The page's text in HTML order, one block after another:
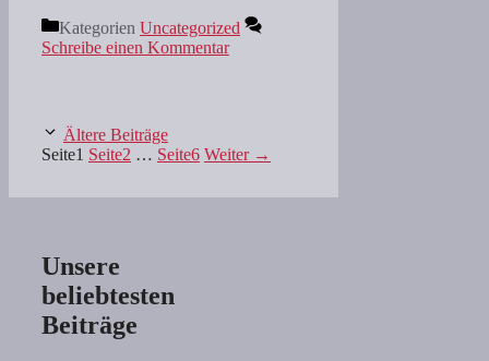
Kategorien Uncategorized
Schreibe einen Kommentar
Ältere Beiträge
Seite1 Seite2 … Seite6 Weiter →
Unsere
beliebtesten
Beiträge